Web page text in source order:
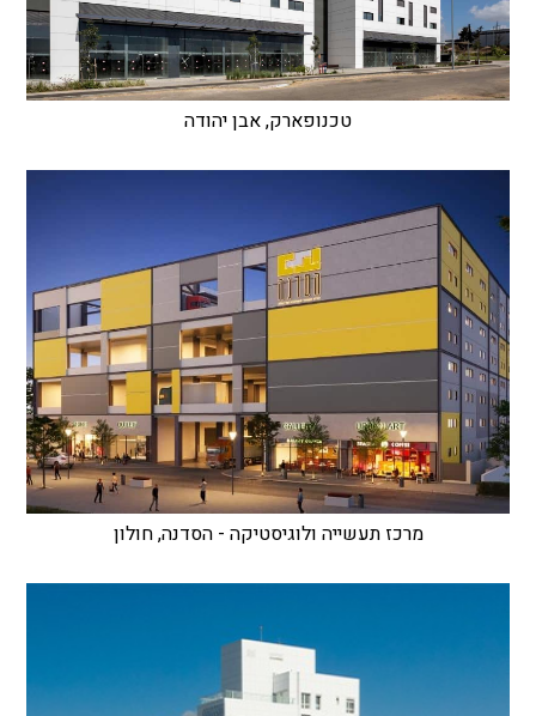
טכנופארק, אבן יהודה
מרכז תעשייה ולוגיסטיקה - הסדנה, חולון